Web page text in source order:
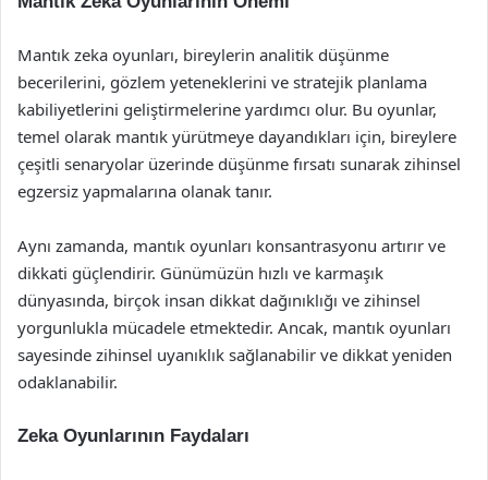
Mantık zeka oyunları, bireylerin analitik düşünme
becerilerini, gözlem yeteneklerini ve stratejik planlama
kabiliyetlerini geliştirmelerine yardımcı olur. Bu oyunlar,
temel olarak mantık yürütmeye dayandıkları için, bireylere
çeşitli senaryolar üzerinde düşünme fırsatı sunarak zihinsel
egzersiz yapmalarına olanak tanır.
Aynı zamanda, mantık oyunları konsantrasyonu artırır ve
dikkati güçlendirir. Günümüzün hızlı ve karmaşık
dünyasında, birçok insan dikkat dağınıklığı ve zihinsel
yorgunlukla mücadele etmektedir. Ancak, mantık oyunları
sayesinde zihinsel uyanıklık sağlanabilir ve dikkat yeniden
odaklanabilir.
Zeka Oyunlarının Faydaları